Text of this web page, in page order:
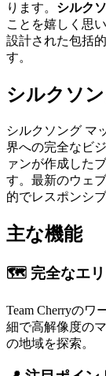
ります。 シルク
ことを嬉しく思
設計された包括
す。
シルクソ
シルクソング マ
界への完全なビ
ァンが作成した
す。最新のウェ
的でレスポンシ
主な機能
🗺️ 完全なエ
Team Cherryの
細で高解像度の
の地域を探索。